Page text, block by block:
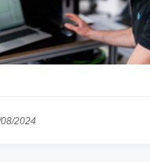
2024